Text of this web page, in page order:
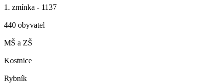
1. zmínka - 1137
440 obyvatel
MŠ a ZŠ
Kostnice
Rybník